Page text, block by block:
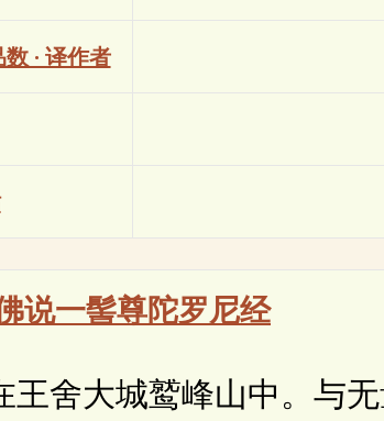
数 · 译作者
说一髻尊陀罗尼经
舍大城鹫峰山中。与无